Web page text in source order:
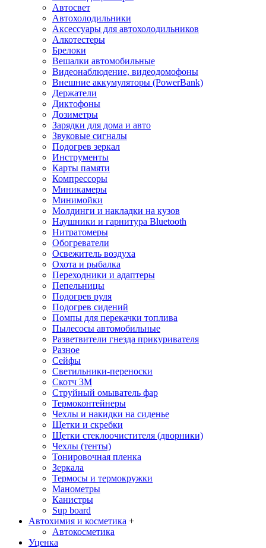
Aвтосвет
Автохолодильники
Аксессуары для автохолодильников
Алкотестеры
Брелоки
Вешалки автомобильные
Видеонаблюдение, видеодомофоны
Внешние аккумуляторы (PowerBank)
Держатели
Диктофоны
Дозиметры
Зарядки для дома и авто
Звуковые сигналы
Подогрев зеркал
Инструменты
Карты памяти
Компрессоры
Миникамеры
Минимойки
Молдинги и накладки на кузов
Наушники и гарнитура Bluetooth
Нитратомеры
Обогреватели
Освежитель воздуха
Охота и рыбалка
Переходники и адаптеры
Пепельницы
Подогрев руля
Подогрев сидений
Помпы для перекачки топлива
Пылесосы автомобильные
Разветвители гнезда прикуривателя
Разное
Сейфы
Светильники-переноски
Скотч 3М
Струйный омыватель фар
Термоконтейнеры
Чехлы и накидки на сиденье
Щетки и скребки
Щетки стеклоочистителя (дворники)
Чехлы (тенты)
Тонировочная пленка
Зеркалa
Термосы и термокружки
Манометры
Канистры
Sup board
Автохимия и косметика +
Автокосметика
Уценка